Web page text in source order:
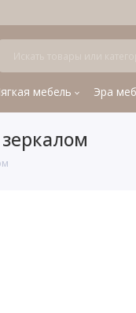
мебель Эра